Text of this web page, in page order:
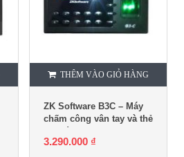
THÊM VÀO GIỎ HÀNG
ZK Software B3C – Máy
chấm công vân tay và thẻ
3.290.000 ₫